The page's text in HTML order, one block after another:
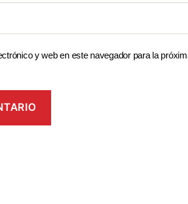
y web en este navegador para la